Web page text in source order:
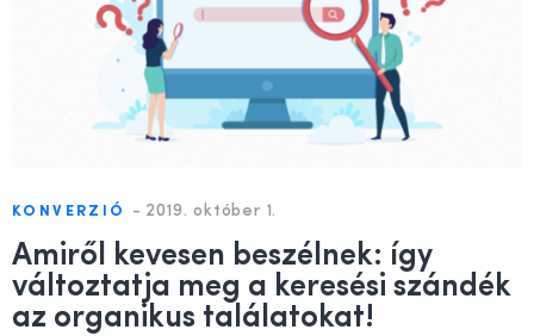
KONVERZIÓ - 2019. október 1.
Amiről kevesen beszélnek: így
változtatja meg a keresési szándék
az organikus találatokat!